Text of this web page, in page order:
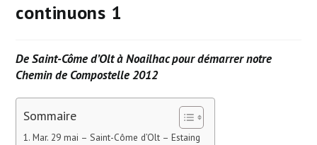
continuons 1
De Saint-Côme d’Olt à Noailhac pour démarrer notre
Chemin de Compostelle 2012
Sommaire
Mar. 29 mai – Saint-Côme d’Olt – Estaing